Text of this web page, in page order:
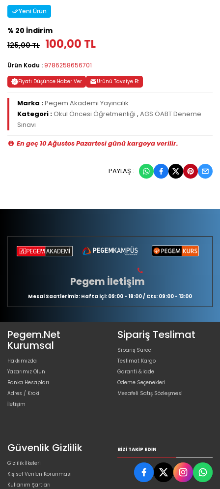
Yeni Ürün
% 20 İndirim
125,00 TL 100,00 TL
Ürün Kodu : 9786258656701
Fiyatı Düşünce Haber Ver Ürünü Tavsiye Et
Marka :Pegem Akademi Yayıncılık
Kategori :Okul Öncesi Öğretmenliği , AGS ÖABT Deneme
Sınavı
En geç 10 Ağustos Pazartesi günü kargoya verilir.
PAYLAŞ :
Pegem İletişim
Mesai Saatlerimiz: Hafta içi: 09:00 - 18:00 / Cts: 09:00 - 13:00
Pegem.Net
Kurumsal
Hakkımızda
Yazarımız Olun
Banka Hesapları
Adres / Kroki
İletişim
Sipariş Teslimat
Sipariş Süreci
Teslimat Kargo
Garanti & İade
Ödeme Seçenekleri
Mesafeli Satış Sözleşmesi
Güvenlik Gizlilik
Gizlilik İlkeleri
Kişisel Verilen Korunması
Kullanım Şartları
BIZI TAKIP EDIN